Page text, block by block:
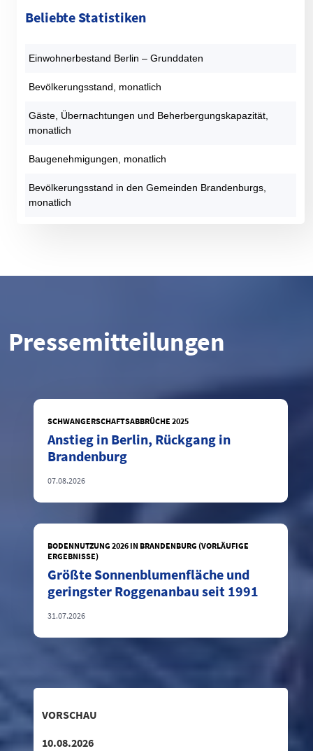
Beliebte Statistiken
Einwohnerbestand Berlin – Grunddaten
Bevölkerungsstand, monatlich
Gäste, Übernachtungen und Beherbergungskapazität,
monatlich
Baugenehmigungen, monatlich
Bevölkerungsstand in den Gemeinden Brandenburgs,
monatlich
Pressemitteilungen
SCHWANGERSCHAFTSABBRÜCHE 2025
Anstieg in Berlin, Rückgang in
Brandenburg
07.08.2026
BODENNUTZUNG 2026 IN BRANDENBURG (VORLÄUFIGE
ERGEBNISSE)
Größte Sonnenblumenfläche und
geringster Roggenanbau seit 1991
31.07.2026
VORSCHAU
10.08.2026